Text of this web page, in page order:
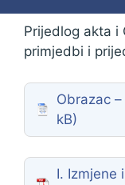
Prijedlog akta i
primjedbi i
Obrazac
I. Izmjene